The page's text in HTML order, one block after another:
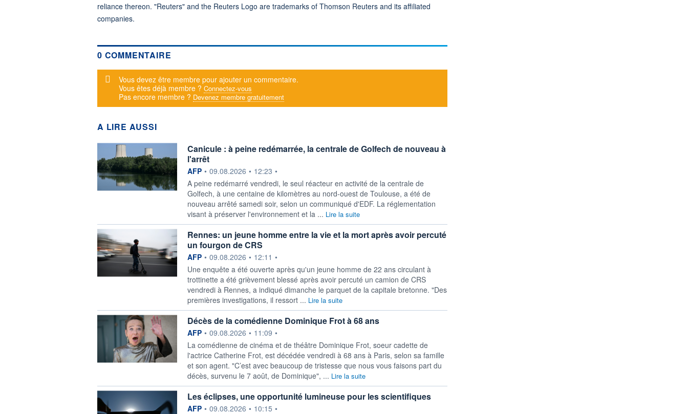
reliance thereon. "Reuters" and the Reuters Logo are trademarks of Thomson Reuters and its affiliated
companies.
0 COMMENTAIRE
Message d'alerte
Vous devez être membre pour ajouter un commentaire.
Vous êtes déjà membre ? Connectez-vous
Pas encore membre ? Devenez membre gratuitement
A LIRE AUSSI
Canicule : à peine redémarrée, la centrale de Golfech de nouveau à
l'arrêt
information fournie par
AFP • 09.08.2026 • 12:23 •
A peine redémarré vendredi, le seul réacteur en activité de la centrale de
Golfech, à une centaine de kilomètres au nord-ouest de Toulouse, a été de
nouveau arrêté samedi soir, selon un communiqué d'EDF. La réglementation
visant à préserver l'environnement et la ... Lire la suite
Rennes: un jeune homme entre la vie et la mort après avoir percuté
un fourgon de CRS
information fournie par
AFP • 09.08.2026 • 12:11 •
Une enquête a été ouverte après qu'un jeune homme de 22 ans circulant à
trottinette a été grièvement blessé après avoir percuté un camion de CRS
vendredi à Rennes, a indiqué dimanche le parquet de la capitale bretonne. "Des
premières investigations, il ressort ... Lire la suite
Décès de la comédienne Dominique Frot à 68 ans
information fournie par
AFP • 09.08.2026 • 11:09 •
La comédienne de cinéma et de théâtre Dominique Frot, soeur cadette de
l'actrice Catherine Frot, est décédée vendredi à 68 ans à Paris, selon sa famille
et son agent. "C’est avec beaucoup de tristesse que nous vous faisons part du
décès, survenu le 7 août, de Dominique", ... Lire la suite
Les éclipses, une opportunité lumineuse pour les scientifiques
information fournie par
AFP • 09.08.2026 • 10:15 •